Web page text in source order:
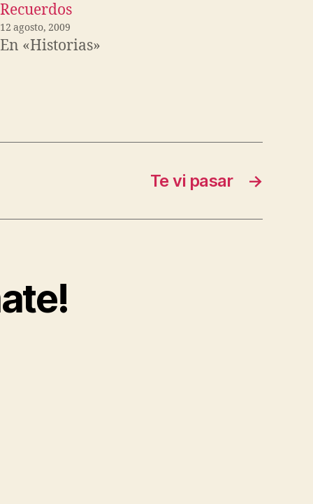
Recuerdos
12 agosto, 2009
En «Historias»
→
Te vi pasar